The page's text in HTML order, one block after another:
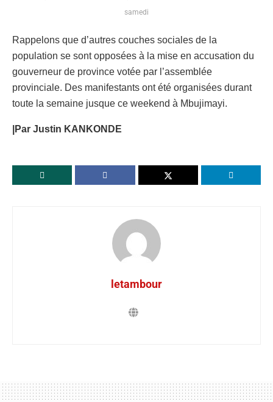
samedi
Rappelons que d’autres couches sociales de la
population se sont opposées à la mise en accusation du
gouverneur de province votée par l’assemblée
provinciale. Des manifestants ont été organisées durant
toute la semaine jusque ce weekend à Mbujimayi.
|Par Justin KANKONDE
letambour